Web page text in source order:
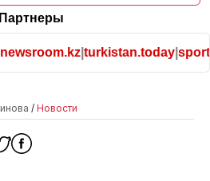
Партнеры
newsroom.kz|turkistan.today|
/ Новости